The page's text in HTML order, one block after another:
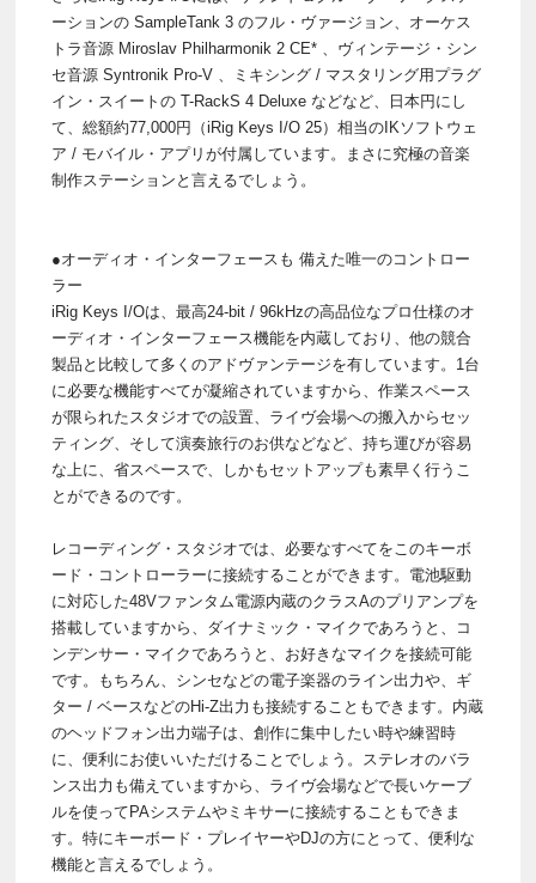
ーションの SampleTank 3 のフル・ヴァージョン、オーケス
トラ音源 Miroslav Philharmonik 2 CE* 、ヴィンテージ・シン
セ音源 Syntronik Pro-V 、ミキシング / マスタリング用プラグ
イン・スイートの T-RackS 4 Deluxe などなど、日本円にし
て、総額約77,000円（iRig Keys I/O 25）相当のIKソフトウェ
ア / モバイル・アプリが付属しています。まさに究極の音楽
制作ステーションと言えるでしょう。
●オーディオ・インターフェースも 備えた唯一のコントロー
ラー
iRig Keys I/Oは、最高24-bit / 96kHzの高品位なプロ仕様のオ
ーディオ・インターフェース機能を内蔵しており、他の競合
製品と比較して多くのアドヴァンテージを有しています。1台
に必要な機能すべてが凝縮されていますから、作業スペース
が限られたスタジオでの設置、ライヴ会場への搬入からセッ
ティング、そして演奏旅行のお供などなど、持ち運びが容易
な上に、省スペースで、しかもセットアップも素早く行うこ
とができるのです。
レコーディング・スタジオでは、必要なすべてをこのキーボ
ード・コントローラーに接続することができます。電池駆動
に対応した48Vファンタム電源内蔵のクラスAのプリアンプを
搭載していますから、ダイナミック・マイクであろうと、コ
ンデンサー・マイクであろうと、お好きなマイクを接続可能
です。もちろん、シンセなどの電子楽器のライン出力や、ギ
ター / ベースなどのHi-Z出力も接続することもできます。内蔵
のヘッドフォン出力端子は、創作に集中したい時や練習時
に、便利にお使いいただけることでしょう。ステレオのバラ
ンス出力も備えていますから、ライヴ会場などで長いケーブ
ルを使ってPAシステムやミキサーに接続することもできま
す。特にキーボード・プレイヤーやDJの方にとって、便利な
機能と言えるでしょう。